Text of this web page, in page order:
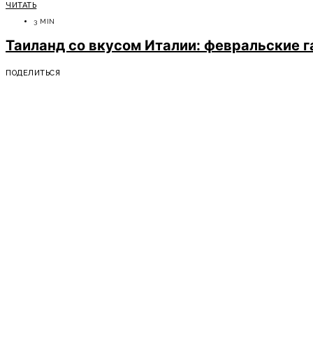
ЧИТАТЬ
3 MIN
Таиланд со вкусом Италии: февральские
ПОДЕЛИТЬСЯ